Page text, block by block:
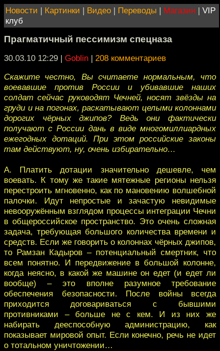
Новости | Картинки | Видео | Переводы | Магазин | VIP
клуб
Прагматичный пессимизм спецназа
30.03.10 12:29 | Goblin | 208 комментариев
Скажите честно, Вы считаете нормальным, что
воевавшие против России и убивавшие наших
солдат сейчас руководят Чечней, носят звёзды на
груди и на погонах, раскатывают целыми колоннами
дорогих чёрных джипов? Ведь они фактически
получают с России дань в виде многомиллиардных
ежегодных дотаций. При этом российские законы
там действуют, ну, очень избирательно…
А. Платить дотации значительно дешевле, чем
воевать. К тому же такие мятежные регионы нельзя
перестроить мгновенно, как по мановению волшебной
палочки. Идут непростые и зачастую невидимые
невооружённым взглядом процессы интеграции Чечни
в общероссийское пространство. Это очень сложная
задача, требующая большого количества времени и
средств. Если же говорить о колоннах чёрных джипов,
то Рамзан Кадыров – потенциальный смертник, что
всем понятно. И передвижение в большой колонне,
когда неясно, в какой же машине он едет (и едет ли
вообще) – это вполне разумное требование
обеспечения безопасности. После войны всегда
приходится договариваться с бывшими
противниками – больше не с кем. И из них же
набирать дееспособную администрацию, как
показывает мировой опыт. Если конечно, речь не идет
о тотальном уничтожении…